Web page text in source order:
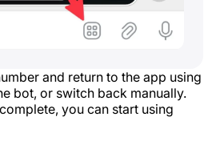
and return to the app using
bot, or switch back manually.
you can start using